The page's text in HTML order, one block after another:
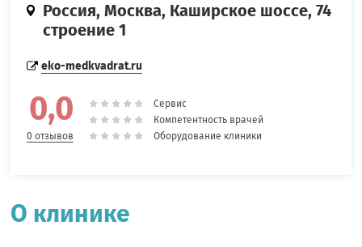
Россия, Москва, Каширское шоссе, 74
строение 1
0,0
0 отзывов
Сервис
Компетентность врачей
Оборудование клиники
eko-medkvadrat.ru
О клинике